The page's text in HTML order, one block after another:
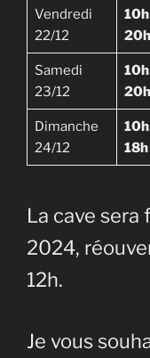
Vendredi
22/12
20h
Samedi
23/12
20h
Dimanche
24/12
18h
La cave sera
2024,
12h.
Je vous